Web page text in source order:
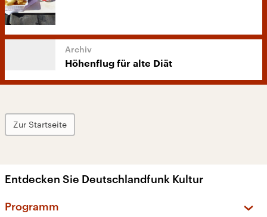
Höhenflug für alte Diät
Zur Startseite
Entdecken Sie Deutschlandfunk Kultur
Programm